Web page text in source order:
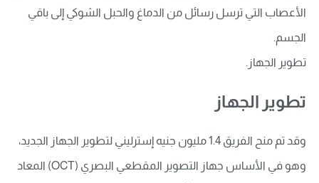
الأعصاب التي ترسل رسائل من الدماغ والحبل الشوكي إلى باقي
الجسم.
تطوير الجهاز.
تطوير الجهاز
وقد تم منح الفريق 1.4 مليون جنيه إسترليني لتطوير الجهاز الجديد،
وهو في الأساس جهاز التصوير المقطعي البصري (OCT) المعاد